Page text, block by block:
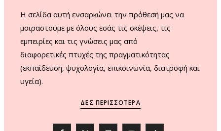
H σελίδα αυτή ενσαρκώνει την πρόθεσή μας να
μοιραστούμε με όλους εσάς τις σκέψεις, τις
εμπειρίες και τις γνώσεις μας από
διαφορετικές πτυχές της πραγματικότητας
(εκπαίδευση, ψυχολογία, επικοινωνία, διατροφή και
υγεία).
ΔΕΣ ΠΕΡΙΣΣΌΤΕΡΑ